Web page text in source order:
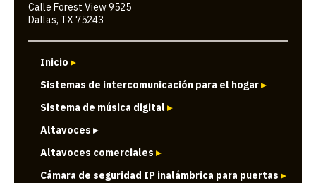
Calle Forest View 9525
Dallas, TX 75243
Inicio ▸
Sistemas de intercomunicación para el hogar▸
Sistema de música digital ▸
Altavoces ▸
Altavoces comerciales ▸
Cámara de seguridad IP inalámbrica para puertas ▸